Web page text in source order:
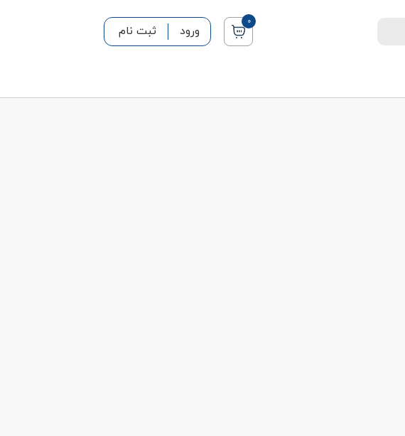
0
ورود ثبت نام